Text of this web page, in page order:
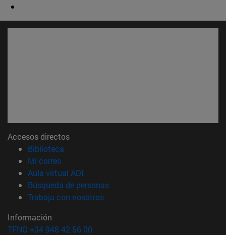
Accesos directos
Biblioteca
Mi correo(abre en nueva ventana)
Aula virtual ADI
Búsqueda de personas(abre en nueva ventana)
Trabaja con nosotros(abre en nueva ventana)
Información
TFNO +34 948 42 56 00